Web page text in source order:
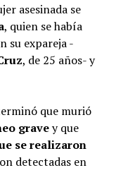
asesinada se
, quien se había
su expareja -
, de 25 años- y
que murió
gravey que
se realizaron
detectadas en